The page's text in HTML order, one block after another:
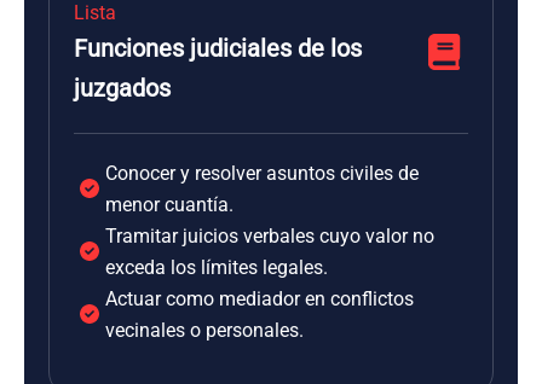
Lista
Funciones judiciales de los
juzgados
Conocer y resolver asuntos civiles de
menor cuantía.
Tramitar juicios verbales cuyo valor no
exceda los límites legales.
Actuar como mediador en conflictos
vecinales o personales.